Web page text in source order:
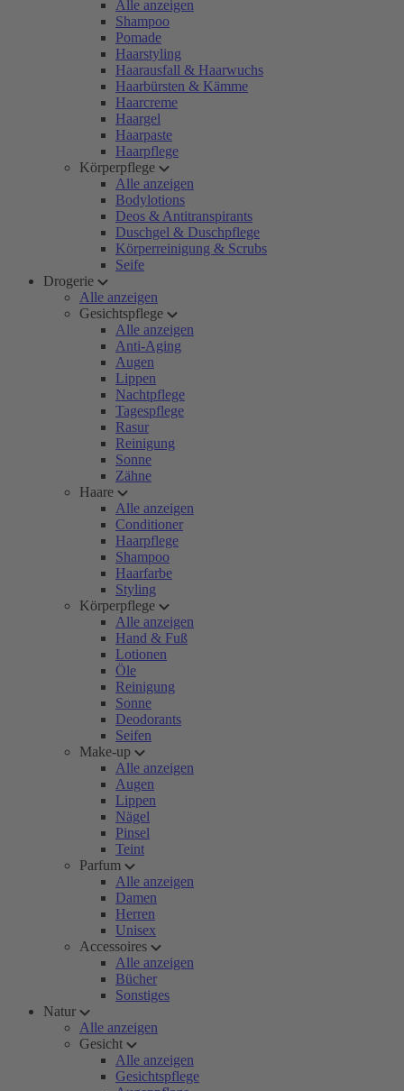
Alle anzeigen
Shampoo
Pomade
Haarstyling
Haarausfall & Haarwuchs
Haarbürsten & Kämme
Haarcreme
Haargel
Haarpaste
Haarpflege
Körperpflege
Alle anzeigen
Bodylotions
Deos & Antitranspirants
Duschgel & Duschpflege
Körperreinigung & Scrubs
Seife
Drogerie
Alle anzeigen
Gesichtspflege
Alle anzeigen
Anti-Aging
Augen
Lippen
Nachtpflege
Tagespflege
Rasur
Reinigung
Sonne
Zähne
Haare
Alle anzeigen
Conditioner
Haarpflege
Shampoo
Haarfarbe
Styling
Körperpflege
Alle anzeigen
Hand & Fuß
Lotionen
Öle
Reinigung
Sonne
Deodorants
Seifen
Make-up
Alle anzeigen
Augen
Lippen
Nägel
Pinsel
Teint
Parfum
Alle anzeigen
Damen
Herren
Unisex
Accessoires
Alle anzeigen
Bücher
Sonstiges
Natur
Alle anzeigen
Gesicht
Alle anzeigen
Gesichtspflege